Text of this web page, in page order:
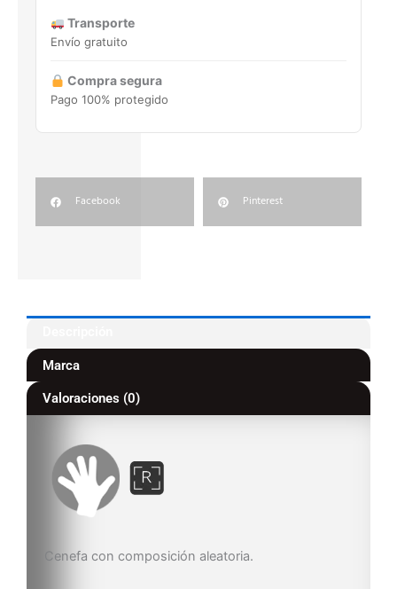
cantidadTransporte
Envío gratuito
Compra segura
Pago 100% protegido
Facebook Pinterest
Marca
Valoraciones (0)
Cenefa con composición aleatoria.